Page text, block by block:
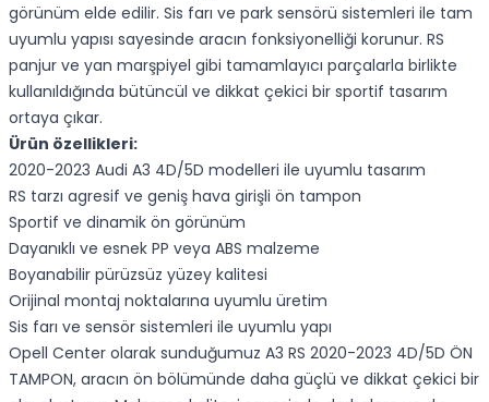
görünüm elde edilir. Sis farı ve park sensörü sistemleri ile tam
uyumlu yapısı sayesinde aracın fonksiyonelliği korunur. RS
panjur ve yan marşpiyel gibi tamamlayıcı parçalarla birlikte
kullanıldığında bütüncül ve dikkat çekici bir sportif tasarım
ortaya çıkar.
Ürün özellikleri:
2020-2023 Audi A3 4D/5D modelleri ile uyumlu tasarım
RS tarzı agresif ve geniş hava girişli ön tampon
Sportif ve dinamik ön görünüm
Dayanıklı ve esnek PP veya ABS malzeme
Boyanabilir pürüzsüz yüzey kalitesi
Orijinal montaj noktalarına uyumlu üretim
Sis farı ve sensör sistemleri ile uyumlu yapı
Opell Center olarak sunduğumuz A3 RS 2020-2023 4D/5D ÖN
TAMPON, aracın ön bölümünde daha güçlü ve dikkat çekici bir